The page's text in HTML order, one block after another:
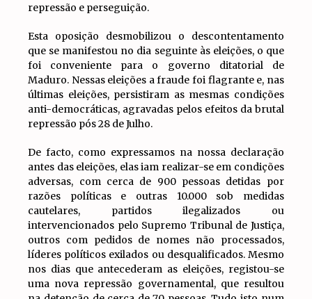
repressão e perseguição.
Esta oposição desmobilizou o descontentamento
que se manifestou no dia seguinte às eleições, o que
foi conveniente para o governo ditatorial de
Maduro. Nessas eleições a fraude foi flagrante e, nas
últimas eleições, persistiram as mesmas condições
anti-democráticas, agravadas pelos efeitos da brutal
repressão pós 28 de Julho.
De facto, como expressamos na nossa declaração
antes das eleições, elas iam realizar-se em condições
adversas, com cerca de 900 pessoas detidas por
razões políticas e outras 10.000 sob medidas
cautelares, partidos ilegalizados ou
intervencionados pelo Supremo Tribunal de Justiça,
outros com pedidos de nomes não processados,
líderes políticos exilados ou desqualificados. Mesmo
nos dias que antecederam as eleições, registou-se
uma nova repressão governamental, que resultou